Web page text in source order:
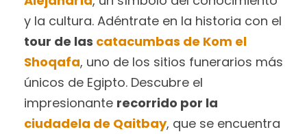
y la cultura. Adéntrate en la historia con el
tour de las catacumbas de Kom el
Shoqafa, uno de los sitios funerarios más
únicos de Egipto. Descubre el
impresionante recorrido por la
ciudadela de Qaitbay, que se encuentra